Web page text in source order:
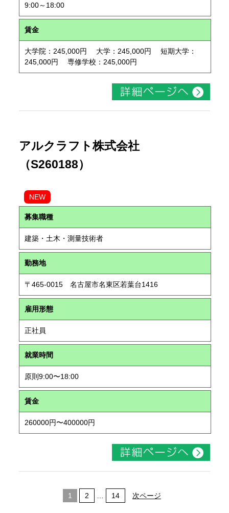
9:00～18:00
賃金
大学院：245,000円 大学：245,000円 短期大学：
245,000円 専修学校：245,000円
アルクラフト株式会社
（S260188）
NEW
募集職種
建築・土木・測量技術者
勤務地
〒465-0015 名古屋市名東区若葉台1416
雇用形態
正社員
就業時間
原則9:00〜18:00
賃金
260000円〜400000円
1 2 14 次ページ